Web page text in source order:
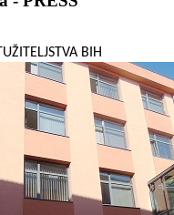
BIH